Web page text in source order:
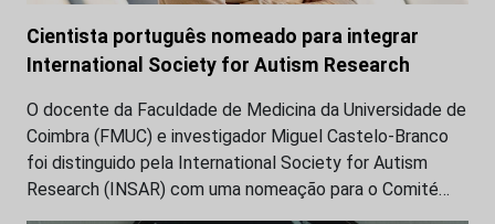
Cientista português nomeado para integrar
International Society for Autism Research
O docente da Faculdade de Medicina da Universidade de
Coimbra (FMUC) e investigador Miguel Castelo-Branco
foi distinguido pela International Society for Autism
Research (INSAR) com uma nomeação para o Comité…